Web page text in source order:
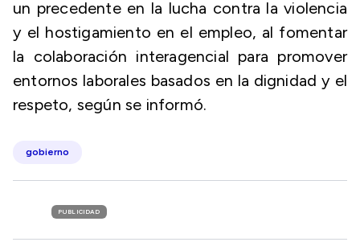
un precedente en la lucha contra la violencia
y el hostigamiento en el empleo, al fomentar
la colaboración interagencial para promover
entornos laborales basados en la dignidad y el
respeto, según se informó.
gobierno
PUBLICIDAD